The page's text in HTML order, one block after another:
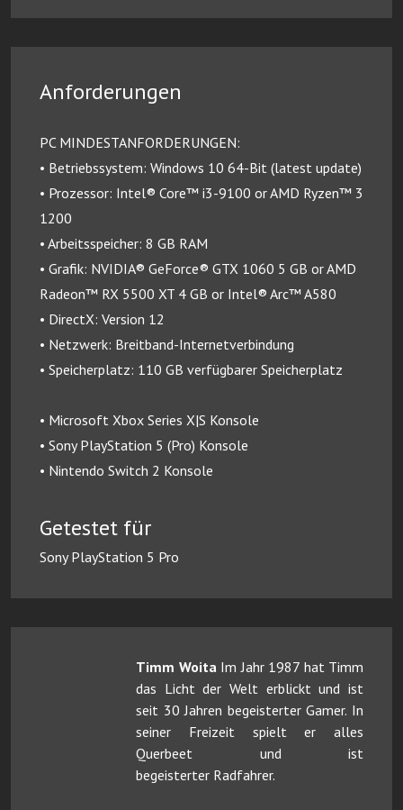
Anforderungen
PC MINDESTANFORDERUNGEN:
• Betriebssystem: Windows 10 64-Bit (latest update)
• Prozessor: Intel® Core™ i3-9100 or AMD Ryzen™ 3
1200
• Arbeitsspeicher: 8 GB RAM
• Grafik: NVIDIA® GeForce® GTX 1060 5 GB or AMD
Radeon™ RX 5500 XT 4 GB or Intel® Arc™ A580
• DirectX: Version 12
• Netzwerk: Breitband-Internetverbindung
• Speicherplatz: 110 GB verfügbarer Speicherplatz
• Microsoft Xbox Series X|S Konsole
• Sony PlayStation 5 (Pro) Konsole
• Nintendo Switch 2 Konsole
Getestet für
Sony PlayStation 5 Pro
Timm Woita Im Jahr 1987 hat Timm
das Licht der Welt erblickt und ist
seit 30 Jahren begeisterter Gamer. In
seiner Freizeit spielt er alles
Querbeet und ist
begeisterter Radfahrer.